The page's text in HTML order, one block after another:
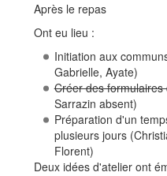
Après le repas
Ont eu lieu :
Initiation aux
Gabrielle, Ayate)
Créer des formulaires
Sarrazin absent)
Préparation d'un
plusieurs jours
Florent)
Deux idées d'atelier ont